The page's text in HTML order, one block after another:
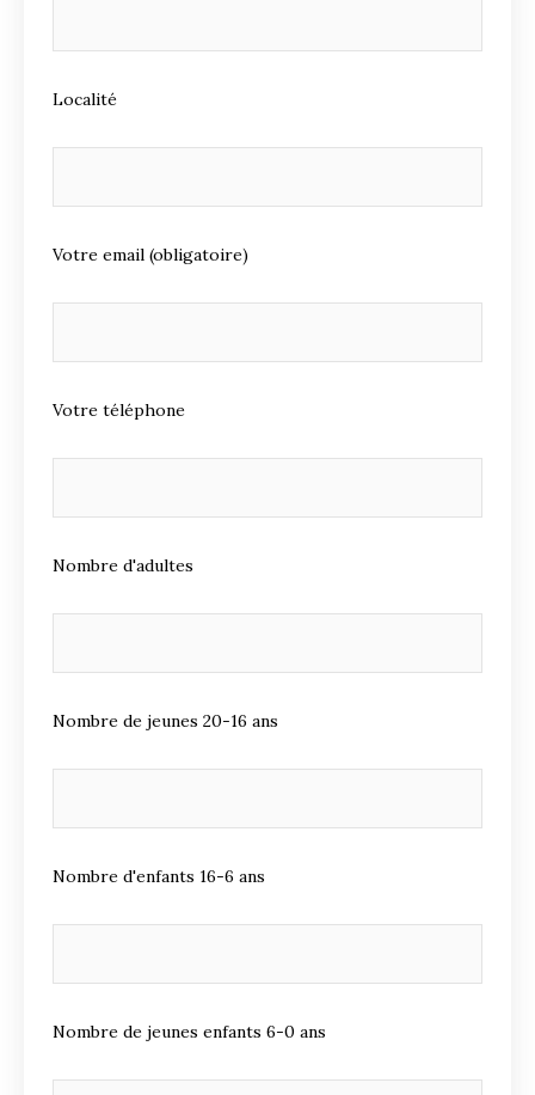
Localité
Votre email (obligatoire)
Votre téléphone
Nombre d'adultes
Nombre de jeunes 20-16 ans
Nombre d'enfants 16-6 ans
Nombre de jeunes enfants 6-0 ans